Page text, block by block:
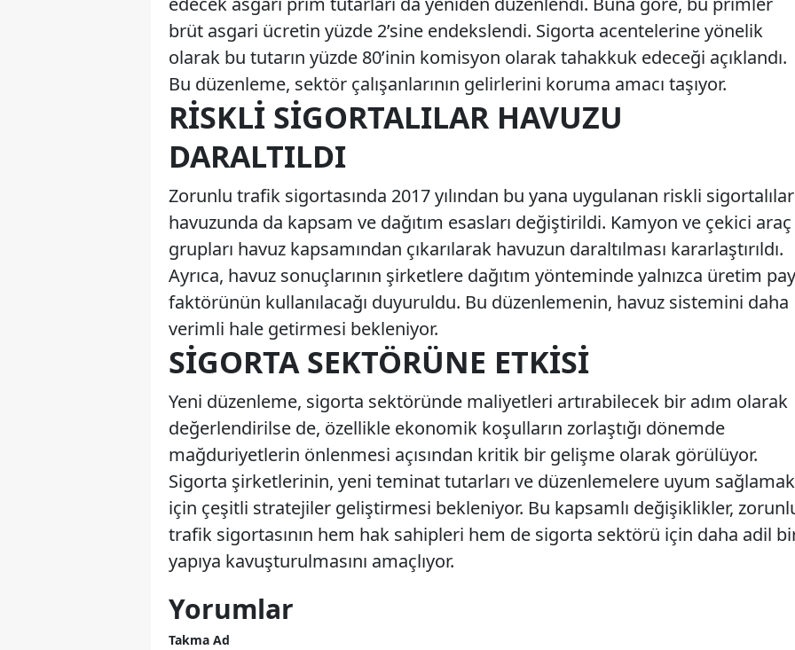
brüt asgari ücretin yüzde 2’sine endekslendi. Sigorta acentelerine yönelik
olarak bu tutarın yüzde 80’inin komisyon olarak tahakkuk edeceği açıklandı.
Bu düzenleme, sektör çalışanlarının gelirlerini koruma amacı taşıyor.
RISKLI SIGORTALILAR HAVUZU
DARALTILDI
Zorunlu trafik sigortasında 2017 yılından bu yana uygulanan riskli sigortalılar
havuzunda da kapsam ve dağıtım esasları değiştirildi. Kamyon ve çekici araç
grupları havuz kapsamından çıkarılarak havuzun daraltılması kararlaştırıldı.
Ayrıca, havuz sonuçlarının şirketlere dağıtım yönteminde yalnızca üretim
faktörünün kullanılacağı duyuruldu. Bu düzenlemenin, havuz sistemini daha
verimli hale getirmesi bekleniyor.
SIGORTA SEKTÖRÜNE ETKISI
Yeni düzenleme, sigorta sektöründe maliyetleri artırabilecek bir adım olarak
değerlendirilse de, özellikle ekonomik koşulların zorlaştığı dönemde
mağduriyetlerin önlenmesi açısından kritik bir gelişme olarak görülüyor.
Sigorta şirketlerinin, yeni teminat tutarları ve düzenlemelere uyum sağlamak
için çeşitli stratejiler geliştirmesi bekleniyor. Bu kapsamlı değişiklikler,
trafik sigortasının hem hak sahipleri hem de sigorta sektörü için daha adil
yapıya kavuşturulmasını amaçlıyor.
Yorumlar
Takma Ad